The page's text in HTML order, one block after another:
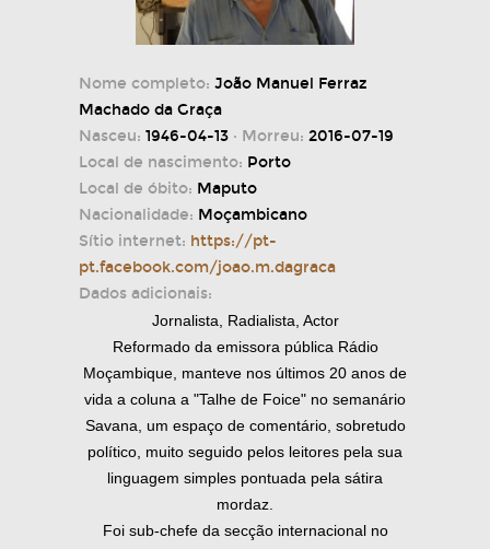
Nome completo: João Manuel Ferraz
Machado da Graça
Nasceu: 1946-04-13 · Morreu: 2016-07-19
Local de nascimento: Porto
Local de óbito: Maputo
Nacionalidade: Moçambicano
Sítio internet: https://pt-
pt.facebook.com/joao.m.dagraca
Dados adicionais:
Jornalista, Radialista, Actor
Reformado da emissora pública Rádio
Moçambique, manteve nos últimos 20 anos de
vida a coluna a "Talhe de Foice" no semanário
Savana, um espaço de comentário, sobretudo
político, muito seguido pelos leitores pela sua
linguagem simples pontuada pela sátira
mordaz.
Foi sub-chefe da secção internacional no